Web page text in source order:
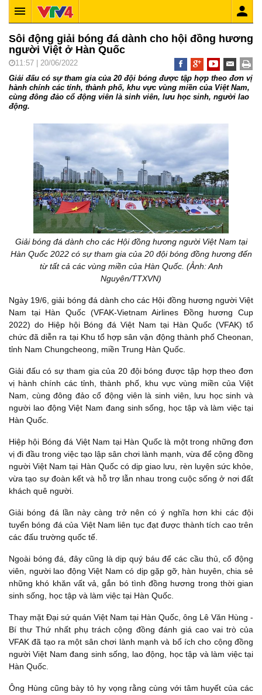
Sôi động giải bóng đá dành cho hội đồng hương
người Việt ở Hàn Quốc
11:57 | 20/06/2022
Giải đấu có sự tham gia của 20 đội bóng được tập hợp theo đơn vị
hành chính các tỉnh, thành phố, khu vực vùng miền của Việt Nam,
cùng đông đảo cổ động viên là sinh viên, lưu học sinh, người lao
động.
Giải bóng đá dành cho các Hội đồng hương người Việt Nam tại
Hàn Quốc 2022 có sự tham gia của 20 đội bóng đồng hương đến
từ tất cả các vùng miền của Hàn Quốc. (Ảnh: Anh
Nguyên/TTXVN)
Ngày 19/6, giải bóng đá dành cho các Hội đồng hương người Việt
Nam tại Hàn Quốc (VFAK-Vietnam Airlines Đồng hương Cup
2022) do Hiệp hội Bóng đá Việt Nam tại Hàn Quốc (VFAK) tổ
chức đã diễn ra tại Khu tổ hợp sân vận động thành phố Cheonan,
tỉnh Nam Chungcheong, miền Trung Hàn Quốc.
Giải đấu có sự tham gia của 20 đội bóng được tập hợp theo đơn
vị hành chính các tỉnh, thành phố, khu vực vùng miền của Việt
Nam, cùng đông đảo cổ động viên là sinh viên, lưu học sinh và
người lao động Việt Nam đang sinh sống, học tập và làm việc tại
Hàn Quốc.
Hiệp hội Bóng đá Việt Nam tại Hàn Quốc là một trong những đơn
vị đi đầu trong việc tạo lập sân chơi lành mạnh, vừa để cộng đồng
người Việt Nam tại Hàn Quốc có dịp giao lưu, rèn luyện sức khỏe,
vừa tạo sự đoàn kết và hỗ trợ lẫn nhau trong cuộc sống ở nơi đất
khách quê người.
Giải bóng đá lần này càng trở nên có ý nghĩa hơn khi các đội
tuyển bóng đá của Việt Nam liên tục đạt được thành tích cao trên
các đấu trường quốc tế.
Ngoài bóng đá, đây cũng là dịp quý báu để các cầu thủ, cổ động
viên, người lao động Việt Nam có dịp gặp gỡ, hàn huyên, chia sẻ
những khó khăn vất vả, gắn bó tình đồng hương trong thời gian
sinh sống, học tập và làm việc tại Hàn Quốc.
Thay mặt Đại sứ quán Việt Nam tại Hàn Quốc, ông Lê Văn Hùng -
Bí thư Thứ nhất phụ trách cộng đồng đánh giá cao vai trò của
VFAK đã tạo ra một sân chơi lành mạnh và bổ ích cho cộng đồng
người Việt Nam đang sinh sống, lao động, học tập và làm việc tại
Hàn Quốc.
Ông Hùng cũng bày tỏ hy vọng rằng cùng với tâm huyết của các